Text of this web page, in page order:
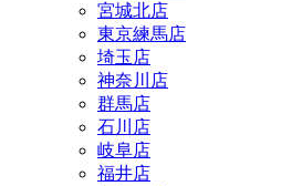
宮城北店
東京練馬店
埼玉店
神奈川店
群馬店
石川店
岐阜店
福井店